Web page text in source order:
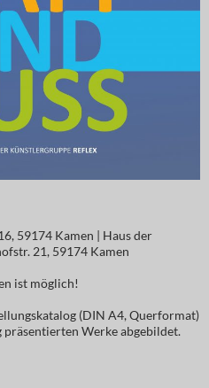
59174 Kamen | Haus der
21, 59174 Kamen
ist möglich!
(DIN A4, Querformat)
Werke abgebildet.